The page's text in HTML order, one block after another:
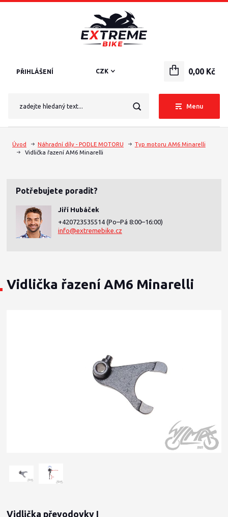
Menu
CZK
PŘIHLÁŠENÍ 0,00 Kč
Úvod Náhradní díly - PODLE MOTORU
Typ motoru AM6 Minarelli
Vidlička řazení AM6 Minarelli
Potřebujete poradit?
Jiří Hubáček
+420723535514 (Po–Pá 8:00–16:00)
info@extremebike.cz
Vidlička řazení AM6 Minarelli
Vidlička převodovky I